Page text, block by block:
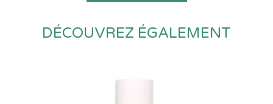
DÉCOUVREZ ÉGALEMENT